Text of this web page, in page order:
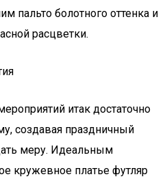
пальто болотного оттенка и
расцветки.
итак достаточно
создавая праздничный
меру. Идеальным
кружевное платье футляр